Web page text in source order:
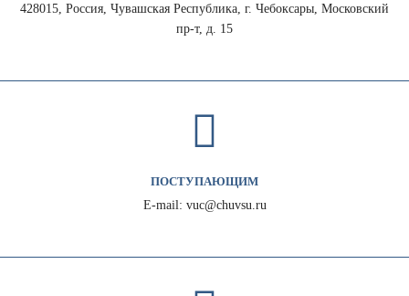
428015, Россия, Чувашская Республика, г. Чебоксары, Московский
пр-т, д. 15
ПОСТУПАЮЩИМ
E-mail: vuc@chuvsu.ru